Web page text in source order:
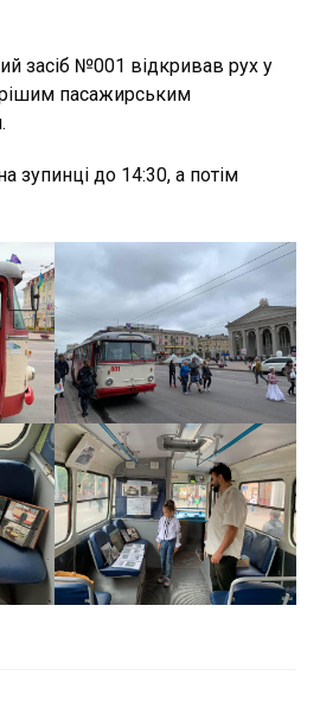
засіб №001 відкривав рух у
пасажирським
зупинці до 14:30, а потім